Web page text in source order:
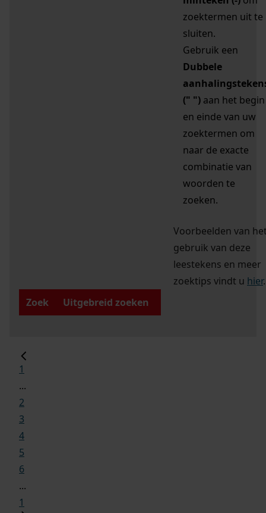
zoektermen uit te
sluiten.
Gebruik een
Dubbele
(" ") aan het begin
en einde van uw
zoektermen om
naar de exacte
combinatie van
woorden te
zoeken.
Voorbeelden van
gebruik van deze
leestekens en meer
zoektips vindt u hier.
Zoek
Uitgebreid zoeken
1
...
2
3
4
5
6
...
1